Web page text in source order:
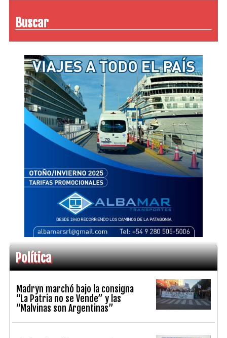
Buscar
Política
Madryn marchó bajo la consigna
“La Patria no se Vende” y las
“Malvinas son Argentinas”